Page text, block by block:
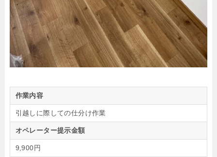
作業内容
引越しに際しての仕分け作業
オペレーター提示金額
9,900円